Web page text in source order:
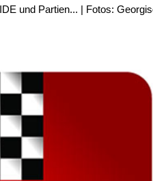
und Partien... | Fotos: